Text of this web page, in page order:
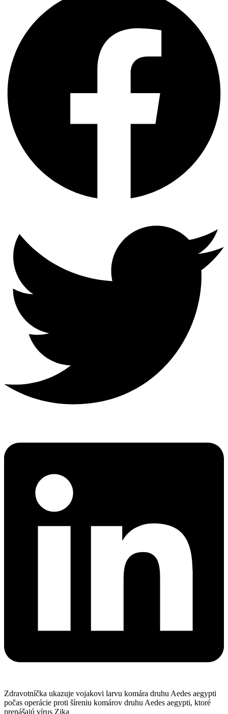
Zdravotníčka ukazuje vojakovi larvu komára druhu Aedes aegypti
počas operácie proti šíreniu komárov druhu Aedes aegypti, ktoré
prenášajú vírus Zika